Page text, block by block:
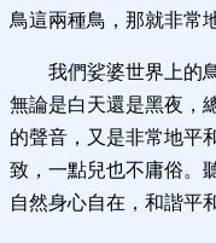
鳥這兩種鳥，那就非常
我們娑婆世界上的
無論是白天還是黑夜，
的聲音，又是非常地平
致，一點兒也不庸俗。
自然身心自在，和諧平